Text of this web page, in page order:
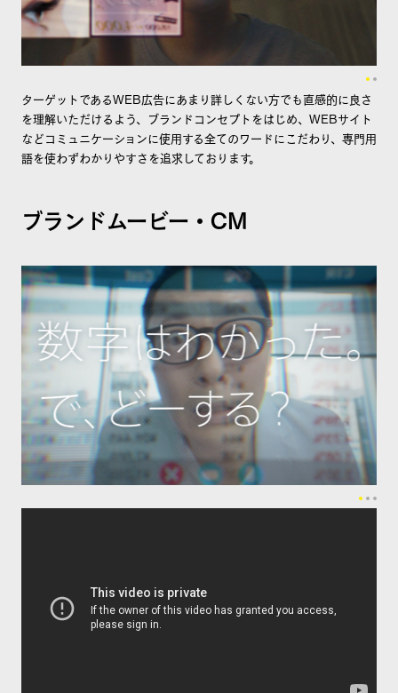
ターゲットであるWEB広告にあまり詳しくない方でも直感的に良さ
を理解いただけるよう、ブランドコンセプトをはじめ、WEBサイト
などコミュニケーションに使用する全てのワードにこだわり、専門用
語を使わずわかりやすさを追求しております。
ブランドムービー・CM